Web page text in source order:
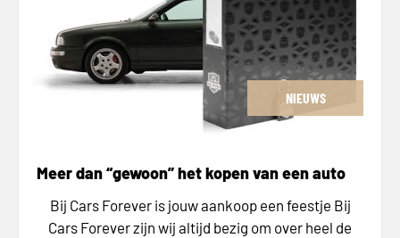
NIEUWS
Meer dan “gewoon” het kopen van een auto
Bij Cars Forever is jouw aankoop een feestje Bij
Cars Forever zijn wij altijd bezig om over heel de